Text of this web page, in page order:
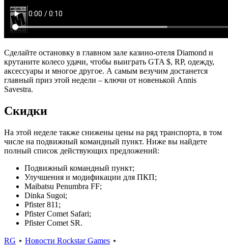
Сделайте остановку в главном зале казино-отеля Diamond и
крутаните колесо удачи, чтобы выиграть GTA $, RP, одежду,
аксессуары и многое другое. А самым везучим достанется
главный приз этой недели – ключи от новенькой Annis
Savestra.
Скидки
На этой неделе также снижены цены на ряд транспорта, в том
числе на подвижный командный пункт. Ниже вы найдете
полный список действующих предложений:
Подвижный командный пункт;
Улучшения и модификации для ПКП;
Maibatsu Penumbra FF;
Dinka Sugoi;
Pfister 811;
Pfister Comet Safari;
Pfister Comet SR.
RG ⋆ Новости Rockstar Games ⋆